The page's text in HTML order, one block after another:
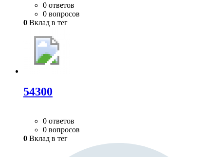
0 ответов
0 вопросов
0 Вклад в тег
54300
0 ответов
0 вопросов
0 Вклад в тег